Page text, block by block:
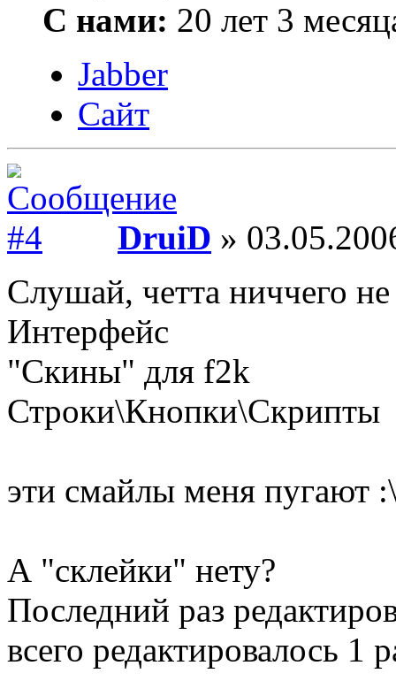
С нами: 20 лет 3
Jabber
Сайт
DruiD »
Слушай, четта ниччего
Интерфейс
"Скины" для f2k
Строки\Кнопки\Скрипты
эти смайлы меня пугают
А "склейки" нету?
Последний раз
всего редактировалось 1